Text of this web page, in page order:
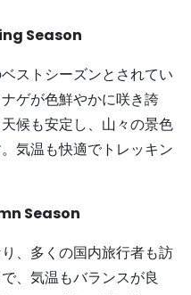
Season
ストシーズンとされてい
ゲが色鮮やかに咲き誇
候も安定し、山々の景色
気温も快適でトレッキン
Season
、多くの国内旅行者も訪
、気温もバランスが良